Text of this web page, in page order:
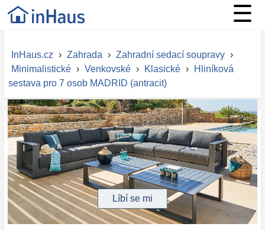
☰
InHaus.cz › Zahrada › Zahradní sedací soupravy ›
Minimalistické › Venkovské › Klasické ›
Hliníková
sestava pro 7 osob MADRID (antracit)